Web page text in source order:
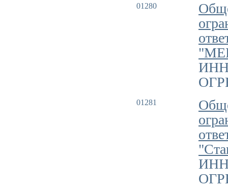
01280
ИНН
01281
ИНН